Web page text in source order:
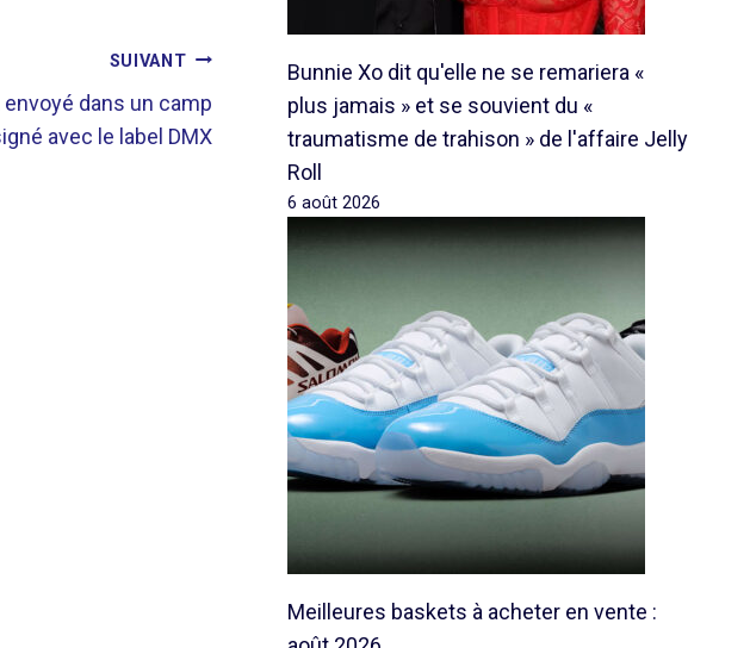
SUIVANT
envoyé dans un camp
avec le label DMX
Bunnie Xo dit qu'elle ne se remariera «
plus jamais » et se souvient du «
traumatisme de trahison » de l'affaire Jelly
Roll
6 août 2026
Meilleures baskets à acheter en vente :